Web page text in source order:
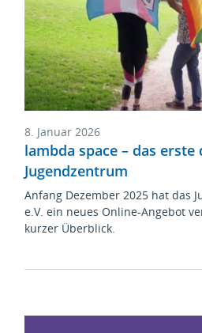
8. Januar 2026
lambda space – das
Jugendzentrum
Anfang Dezember 2025 hat das
e.V. ein neues Online-Angebot
kurzer Überblick.